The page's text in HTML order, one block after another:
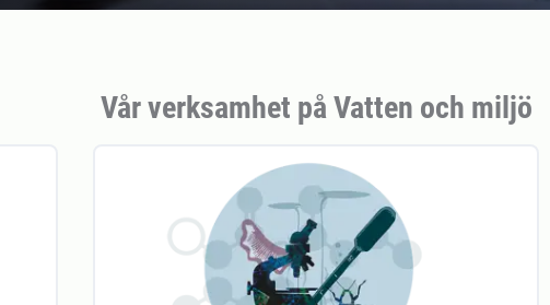
Vår verksamhet på Vatten och miljö